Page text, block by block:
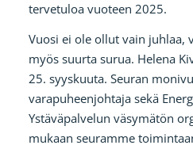
tervetuloa vuoteen 2025.
Vuosi ei ole ollut vain juhlaa,
myös suurta surua. Helena
25. syyskuuta. Seuran
varapuheenjohtaja sekä
Ystäväpalvelun väsymätön
mukaan seuramme